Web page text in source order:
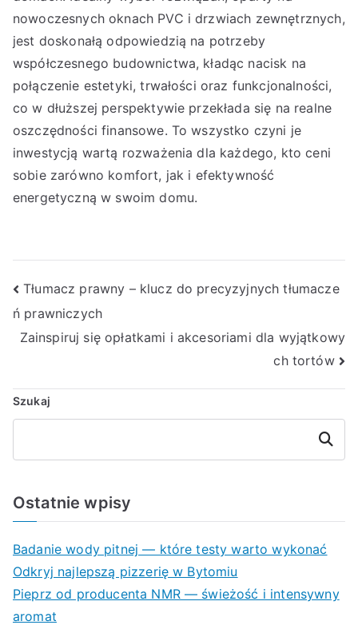
nowoczesnych oknach PVC i drzwiach zewnętrznych,
jest doskonałą odpowiedzią na potrzeby
współczesnego budownictwa, kładąc nacisk na
połączenie estetyki, trwałości oraz funkcjonalności,
co w dłuższej perspektywie przekłada się na realne
oszczędności finansowe. To wszystko czyni je
inwestycją wartą rozważenia dla każdego, kto ceni
sobie zarówno komfort, jak i efektywność
energetyczną w swoim domu.
Nawigacja
wpisu
Tłumacz prawny – klucz do precyzyjnych tłumacze
ń prawniczych
Zainspiruj się opłatkami i akcesoriami dla wyjątkowy
ch tortów
Szukaj
Szukaj
Ostatnie wpisy
Badanie wody pitnej — które testy warto wykonać
Odkryj najlepszą pizzerię w Bytomiu
Pieprz od producenta NMR — świeżość i intensywny
aromat